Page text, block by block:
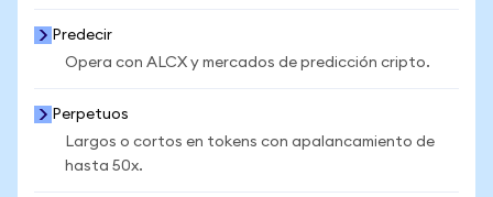
Predecir
Opera con ALCX y mercados de predicción cripto.
Perpetuos
Largos o cortos en tokens con apalancamiento de
hasta 50x.